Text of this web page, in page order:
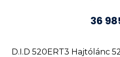
36
D.I.D 520ERT3 Hajtólánc